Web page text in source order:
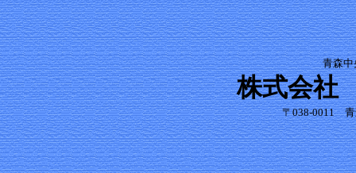
青森
株式会
〒038-0011 青